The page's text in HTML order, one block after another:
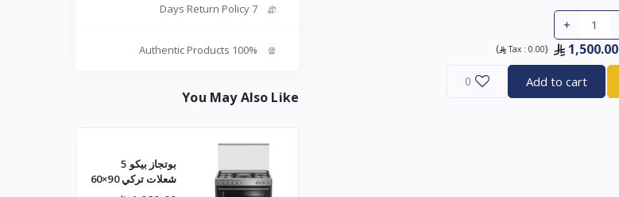
+
1,500.00
(
Tax : 0.00
)
Add to cart
0
7 Days Return Policy
100% Authentic Products
You May Also Like
بوتجاز بيكو 5
شعلات تركي 90×60
ستيل مع مروحتين –